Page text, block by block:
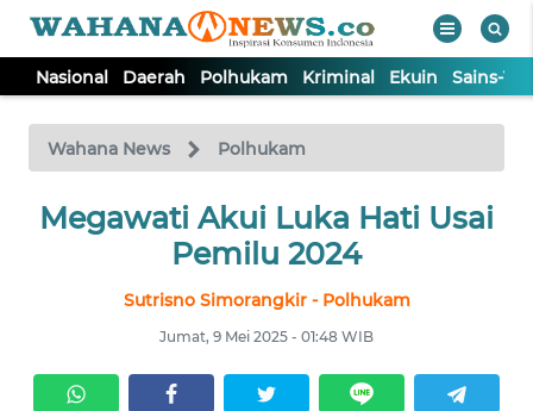
Nasional Daerah Polhukam Kriminal Ekuin Sains-
Wahana News Polhukam
Megawati Akui Luka Hati Usai
Pemilu 2024
Sutrisno Simorangkir - Polhukam
Jumat, 9 Mei 2025 - 01:48 WIB
TV
Tutup
NASIONAL